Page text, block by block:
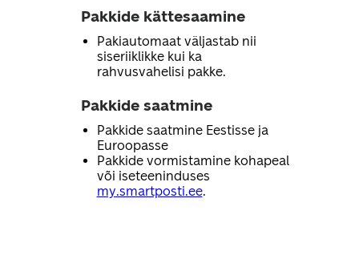
Pakkide kättesaamine
Pakiautomaat väljastab nii
siseriiklikke kui ka
rahvusvahelisi pakke.
Pakkide saatmine
Pakkide saatmine Eestisse ja
Euroopasse
Pakkide vormistamine kohapeal
või iseteeninduses
my.smartposti.ee.